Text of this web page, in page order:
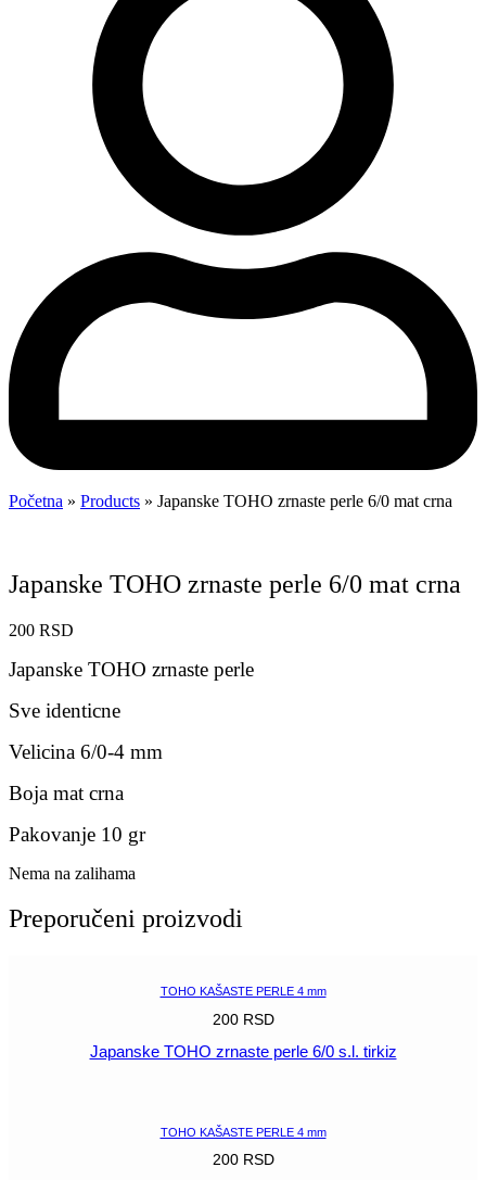
Početna » Products » Japanske TOHO zrnaste perle 6/0 mat crna
Japanske TOHO zrnaste perle 6/0 mat crna
200 RSD
Japanske TOHO zrnaste perle
Sve identicne
Velicina 6/0-4 mm
Boja mat crna
Pakovanje 10 gr
Nema na zalihama
Preporučeni proizvodi
TOHO KAŠASTE PERLE 4 mm
200 RSD
Japanske TOHO zrnaste perle 6/0 s.l. tirkiz
TOHO KAŠASTE PERLE 4 mm
200 RSD